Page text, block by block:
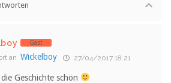
Gast
an Wickelboy 27/04/2017 18:21
Geschichte schön